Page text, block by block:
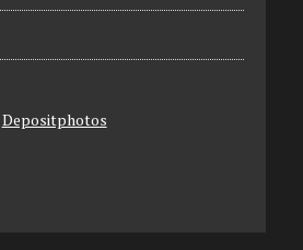
Depositphotos